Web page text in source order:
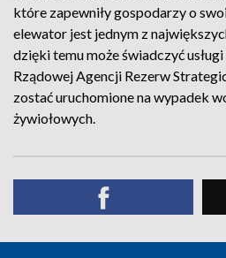
które zapewniły gospodarzy o
elewator jest jednym z
dzięki temu może świadczyć
Rządowej Agencji Rezerw
zostać uruchomione na wypadek
żywiołowych.